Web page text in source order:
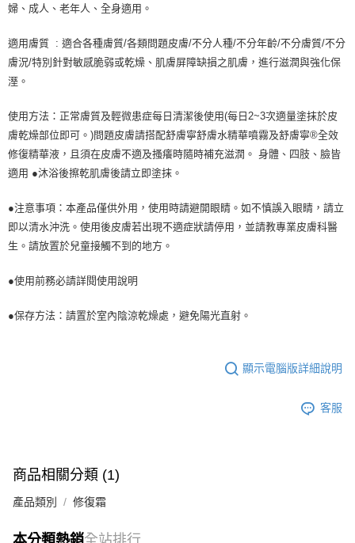
婦、成人、老年人、全身適用。
適用膚質 : 適合各種膚質/各類問題皮膚/不分人種/不分年齡/不分膚質/不分
膚況/特別針對敏感脆弱或乾燥、肌膚屏障缺損之肌膚，進行滋潤與強化保
溼。
使用方法：正常膚質及輕微患症每日清潔後使用(每日2~3次適量塗抹於皮
膚乾燥部位即可。)問題皮膚請搭配舒膚寧舒膚水精華噴霧及舒膚寧®全效
修復精華液，且須在皮膚不適及搔癢時隨時補充滋潤。 身體、四肢、臉皆
適用 ●沐浴後擦乾肌膚後請立即塗抹。
●注意事項：本產品僅供外用，使用時請避開眼睛。如不慎誤入眼睛，請立
即以清水沖洗。使用後皮膚若出現不適症狀請停用，並請教專業皮膚科醫
生。請放置於兒童接觸不到的地方。
●使用前務必請詳閱使用說明
●保存方法：請置於室內陰涼乾燥處，避免陽光直射。
顯示電腦版詳細說明
客服
商品相關分類 (1)
產品類別 修復霜